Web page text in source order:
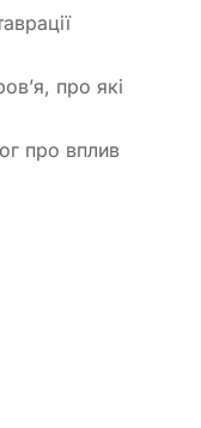
про які
про вплив